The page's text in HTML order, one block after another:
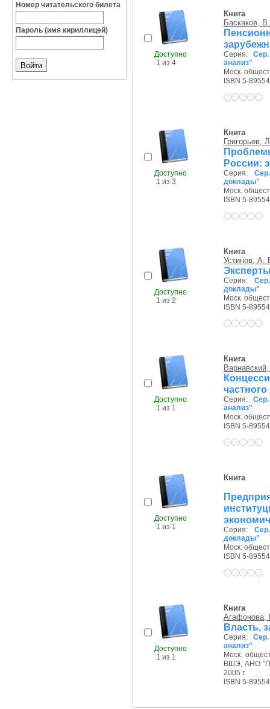
Номер читательского билета
Пароль (имя кириллицей)
Доступно
1 из 4
Книга
Баскаков,
Серия:
анализ"
Моск.
ISBN 5-
Доступно
1 из 3
Книга
Григорьев,
России:
Серия:
доклады"
Моск.
ISBN 5-
Доступно
1 из 2
Книга
Устинов, А.
Серия:
доклады"
Моск.
ISBN 5-
Доступно
1 из 1
Книга
Серия:
анализ"
Моск.
ISBN 5-
Доступно
1 из 1
Книга
Серия:
доклады"
Моск.
ISBN 5-
Доступно
1 из 1
Книга
Агафонова,
Власть,
Серия:
анализ"
Моск.
ВШЭ, АНО
2005 г.
ISBN 5-